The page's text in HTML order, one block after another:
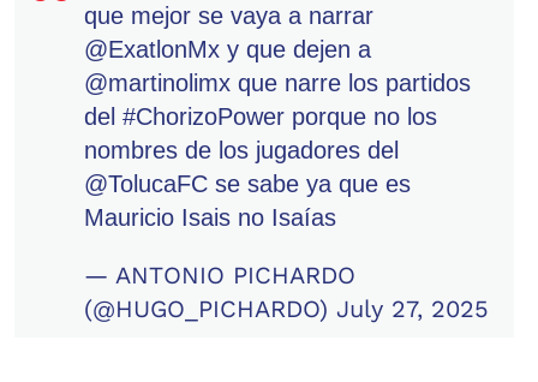
que mejor se vaya a narrar
@ExatlonMx y que dejen a
@martinolimx que narre los partidos
del #ChorizoPower porque no los
nombres de los jugadores del
@TolucaFC se sabe ya que es
Mauricio Isais no Isaías
— ANTONIO PICHARDO
(@HUGO_PICHARDO) July 27, 2025